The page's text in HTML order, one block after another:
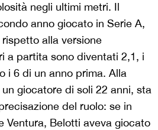
negli ultimi metri. Il
anno giocato in Serie A,
alla versione
a partita sono diventati 2,1, i
i 6 di un anno prima. Alla
giocatore di soli 22 anni, sta
del ruolo: se in
Ventura, Belotti aveva giocato